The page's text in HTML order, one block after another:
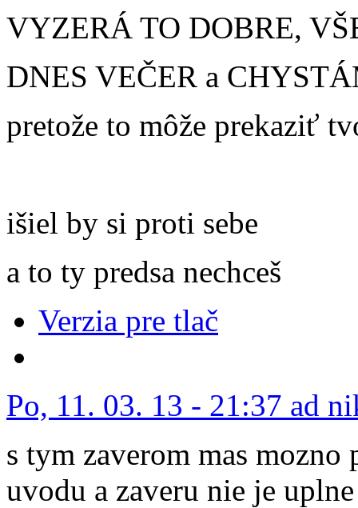
VYZERÁ TO DOBRE,
DNES VEČER a
pretože to môže prekaziť
išiel by si proti sebe
a to ty predsa nechceš
Verzia pre tlač
Po, 11. 03. 13 - 21:37 ad
s tym zaverom mas
uvodu a zaveru nie je